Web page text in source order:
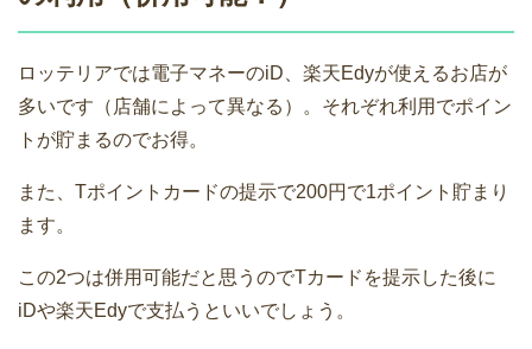
ロッテリアでは電子マネーのiD、楽天Edyが使えるお店が
多いです（店舗によって異なる）。それぞれ利用でポイン
トが貯まるのでお得。
また、Tポイントカードの提示で200円で1ポイント貯まり
ます。
この2つは併用可能だと思うのでTカードを提示した後に
iDや楽天Edyで支払うといいでしょう。